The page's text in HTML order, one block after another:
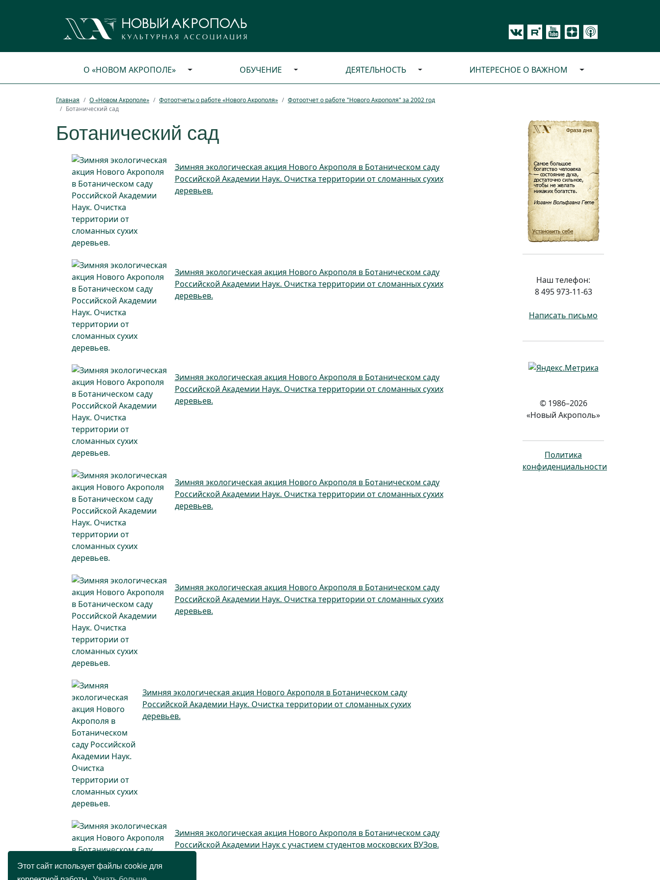
Этот сайт использует файлы cookie для
О «НОВОМ АКРОПОЛЕ» ОБУЧЕНИЕ ДЕЯТЕЛЬНОСТЬ ИНТЕРЕСНОЕ О ВАЖНОМ
Главная О «Новом Акрополе» Фотоотчеты о работе «Нового Акрополя»
Фотоотчет о работе "Нового Акрополя" за 2002 год
Ботанический сад
Ботанический сад
Зимняя экологическая акция Нового Акрополя в Ботаническом саду
Российской Академии Наук. Очистка территории от сломанных сухих
деревьев.
Зимняя экологическая акция Нового Акрополя в Ботаническом саду
Российской Академии Наук. Очистка территории от сломанных сухих
деревьев.
Зимняя экологическая акция Нового Акрополя в Ботаническом саду
Российской Академии Наук. Очистка территории от сломанных сухих
деревьев.
Зимняя экологическая акция Нового Акрополя в Ботаническом саду
Российской Академии Наук. Очистка территории от сломанных сухих
деревьев.
Зимняя экологическая акция Нового Акрополя в Ботаническом саду
Российской Академии Наук. Очистка территории от сломанных сухих
деревьев.
Зимняя экологическая акция Нового Акрополя в Ботаническом саду
Российской Академии Наук. Очистка территории от сломанных сухих
деревьев.
Зимняя экологическая акция Нового Акрополя в Ботаническом саду
Российской Академии Наук с участием студентов московских ВУЗов.
Наш телефон:
8 495 973-11-63
Написать письмо
© 1986–2026
«Новый Акрополь»
Политика
конфиденциальности